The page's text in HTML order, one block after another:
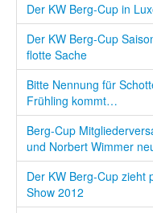
Der KW Berg-Cup in
Der KW Berg-Cup
flotte Sache
Bitte Nennung für
Frühling kommt…
Berg-Cup
und Norbert Wimmer
Der KW Berg-Cup zieht
Show 2012